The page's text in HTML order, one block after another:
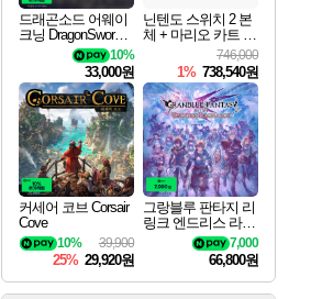
드래곤소드 어웨이
크닝 DragonSword A
10%
33,000원
닌텐도 스위치 2 본
체 + 마리오 카트 월
746,000
1% 738,540원
커세어 코브 Corsair
Cove
39,900
10%
25% 29,920원
그랑블루 판타지 리
링크 엔드리스 라그
나로크 Granblue Fa
ntasy Relink Endless
7,000
66,800원